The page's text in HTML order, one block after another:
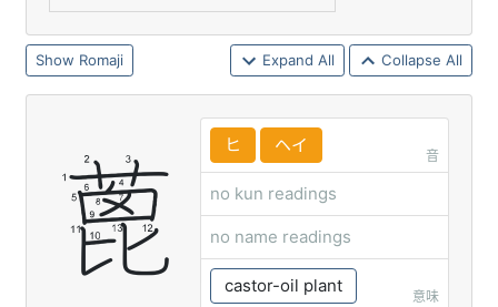
Romaji Expand All Collapse All
蓖 ヒ ヘイ
音
no kun readings
no name readings
castor-oil plant
意味